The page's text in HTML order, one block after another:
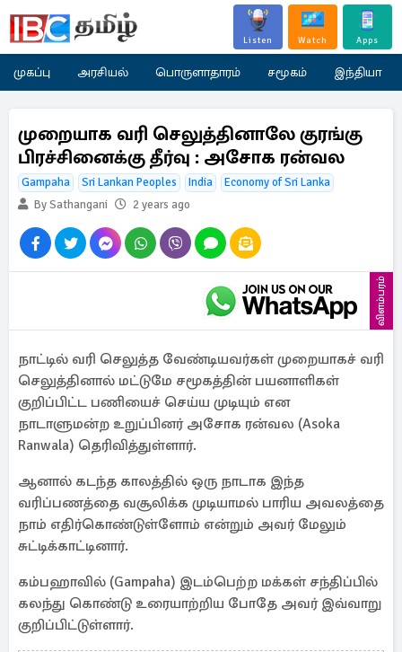
Listen Watch Apps
முகப்பு அரசியல் பொருளாதாரம் சமூகம் இந்தியா
முறையாக வரி செலுத்தினாலே குரங்கு
பிரச்சினைக்கு தீர்வு : அசோக ரன்வல
Gampaha Sri Lankan Peoples India
Economy of Sri Lanka
By Sathangani
2 years ago
விளம்பரம்
நாட்டில் வரி செலுத்த வேண்டியவர்கள் முறையாகச் வரி
செலுத்தினால் மட்டுமே சமூகத்தின் பயனாளிகள்
குறிப்பிட்ட பணியைச் செய்ய முடியும் என
நாடாளுமன்ற உறுப்பினர் அசோக ரன்வல (Asoka
Ranwala) தெரிவித்துள்ளார்.
ஆனால் கடந்த காலத்தில் ஒரு நாடாக இந்த
வரிப்பணத்தை வசூலிக்க முடியாமல் பாரிய அவலத்தை
நாம் எதிர்கொண்டுள்ளோம் என்றும் அவர் மேலும்
சுட்டிக்காட்டினார்.
கம்பஹாவில் (Gampaha) இடம்பெற்ற மக்கள் சந்திப்பில்
கலந்து கொண்டு உரையாற்றிய போதே அவர் இவ்வாறு
குறிப்பிட்டுள்ளார்.